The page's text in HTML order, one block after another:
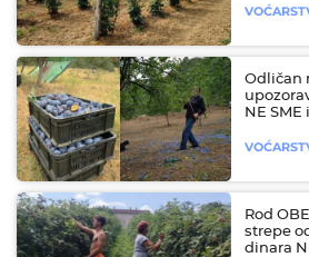
Odličan
NE
Rod
strepe
dinara